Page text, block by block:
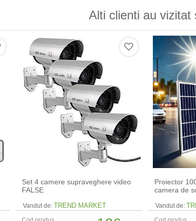
Alti clienti au vizitat
Set 4 camere supraveghere video
FALSE
Vandut de: TREND MARKET
Proiector
camera de
Vandut de: